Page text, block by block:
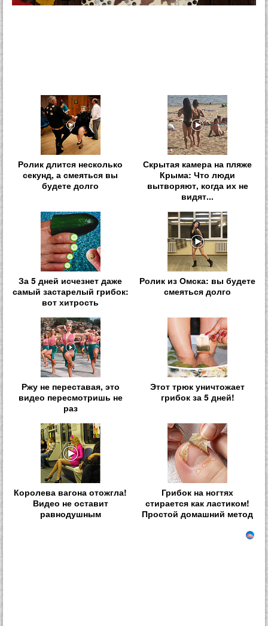
Ролик длится несколько
секунд, а смеяться вы
будете долго
Скрытая камера на пляже
Крыма: Что люди
вытворяют, когда их не
видят...
За 5 дней исчезнет даже
самый застарелый грибок:
вот хитрость
Ролик из Омска: вы будете
смеяться долго
Ржу не переставая, это
видео пересмотришь не
раз
Этот трюк уничтожает
грибок за 5 дней!
Королева вагона отожгла!
Видео не оставит
равнодушным
Грибок на ногтях
стирается как ластиком!
Простой домашний метод